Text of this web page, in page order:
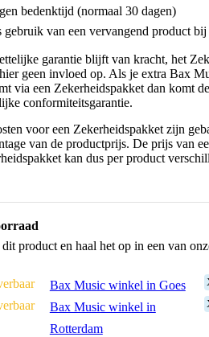
bedenktijd (normaal 30 dagen)
gebruik van een vervangend product bij
garantie blijft van kracht, het
geen invloed op. Als je extra Bax
via een Zekerheidspakket dan komt
conformiteitsgarantie.
voor een Zekerheidspakket zijn
van de productprijs. De prijs van
kan dus per product
dit product en haal het op in een van
Bax Music winkel in Goes
Bax Music winkel in
Rotterdam